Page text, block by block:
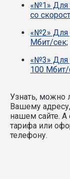
«№1» Для
со
«№2» Для
Мбит/сек;
«№3» Для
100 Мбит/
Узнать, можно
Вашему
нашем сайте. А
тарифа или
телефону.